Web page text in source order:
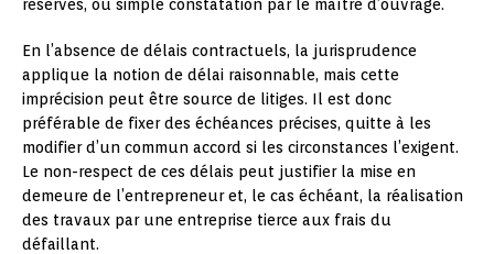
réserves, ou simple constatation par le maître d’ouvrage.
En l’absence de délais contractuels, la jurisprudence
applique la notion de délai raisonnable, mais cette
imprécision peut être source de litiges. Il est donc
préférable de fixer des échéances précises, quitte à les
modifier d’un commun accord si les circonstances l’exigent.
Le non-respect de ces délais peut justifier la mise en
demeure de l’entrepreneur et, le cas échéant, la réalisation
des travaux par une entreprise tierce aux frais du
défaillant.